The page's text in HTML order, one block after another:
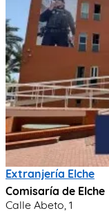
Extranjería Elche
Comisaría de Elche
Calle Abeto, 1